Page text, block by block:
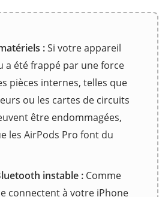
:Si votre appareil
a été frappé par une force
pièces internes, telles que
ou les cartes de circuits
être endommagées,
les AirPods Pro font du
instable : Comme
connectent à votre iPhone